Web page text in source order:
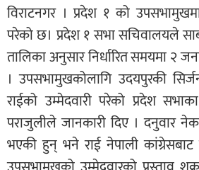
विराटनगर । प्रदेश १ को
परेको छ। प्रदेश १ सभा सचिवालयले
तालिका अनुसार निर्धारित समयमा २
। उपसभामुखकोलागि उदयपुरकी
राईको उम्मेदवारी परेको प्रदेश
पराजुलीले जानकारी दिए । दनुवार
भएकी हुन् भने राई नेपाली